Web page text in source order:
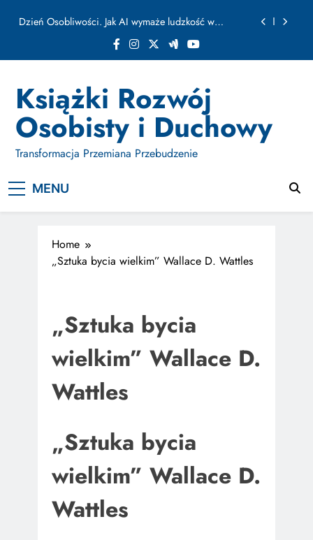
Jak Budować Myślokształty Powodzenia
Jak Projektować i Aktywować Myślokształty dla
Osiągania Celów w Codziennym Życiu
Dzień Osobliwości. Jak AI wymaże ludzkość w
ułamku sekundy
Jak Budować Myślokształty Powodzenia
Osiągania Celów w Codziennym Życiu
Książki Rozwój
Osobisty i Duchowy
Transformacja Przemiana Przebudzenie
MENU
Home
„Sztuka bycia wielkim” Wallace D. Wattles
„Sztuka bycia
wielkim” Wallace D.
Wattles
„Sztuka bycia
wielkim” Wallace D.
Wattles